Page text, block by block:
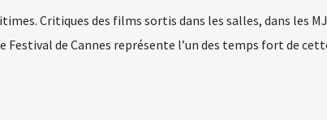
Critiques des films sortis dans les salles, dans les
Festival de Cannes représente l’un des temps fort de